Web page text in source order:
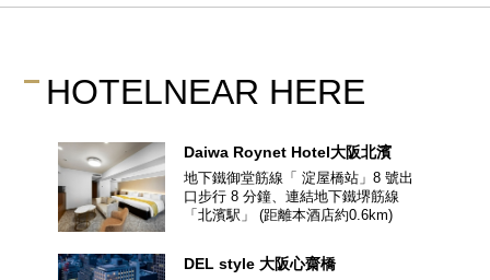
HOTELNEAR HERE
Daiwa Roynet Hotel大阪北濱
地下鐵御堂筋線「 淀屋橋站」8 號出
口步行 8 分鐘、連結地下鐵堺筋線
「北濱駅」
(距離本酒店約0.6km)
DEL style大阪心齋橋